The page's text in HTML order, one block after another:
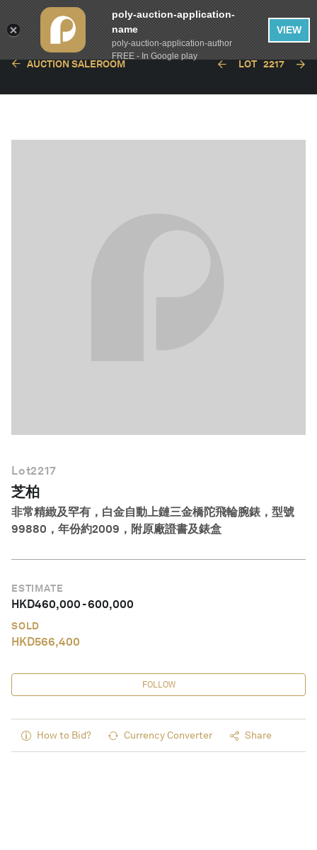
AUCTION SALEROOM LOT 2217
Lot2217
芝柏
非常精緻及罕有，白金自動上鏈三金橋陀飛輪腕錶，型號
99880，年份約2009，附原廠證書及錶盒
ESTIMATE
HKD460,000-600,000
SOLD
HKD566,400
FOLLOW
How to Bid? Currency Converter Share
poly-auction-application-
name
poly-auction-application-author
FREE - In Google play
VIEW